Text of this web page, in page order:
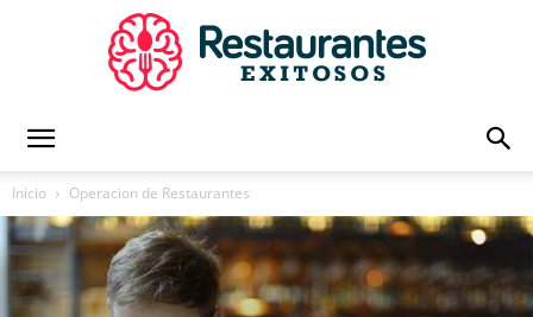
Exitosos
Inicio Operacion de Restaurantes